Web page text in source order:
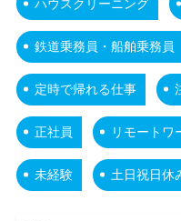
ハウスクリーニング
鉄道乗務員・船舶乗務員
定時で帰れる仕事
正社員 リモートワ
未経験 土日祝日休